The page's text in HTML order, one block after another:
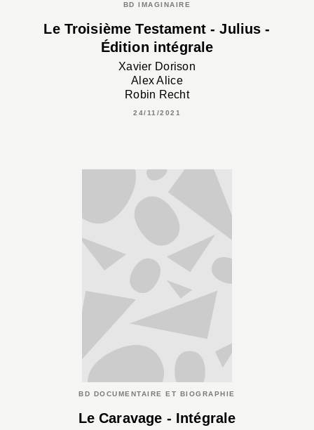
BD IMAGINAIRE
Le Troisième Testament - Julius -
Édition intégrale
Xavier Dorison
Alex Alice
Robin Recht
24/11/2021
BD DOCUMENTAIRE ET BIOGRAPHIE
Le Caravage - Intégrale